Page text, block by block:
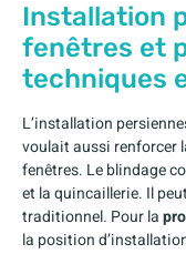
Installation
fenêtres et
techniques
L’installation
voulait aussi renforcer
fenêtres. Le blindage
et la quincaillerie. Il
traditionnel. Pour la
la position